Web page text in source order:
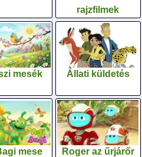
rajzfilmek
mesék Állati küldetés
mese
Roger az űrjárőr